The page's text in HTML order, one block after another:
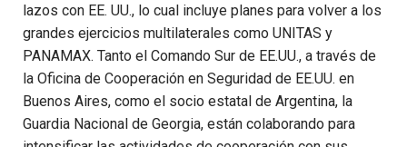
lazos con EE. UU., lo cual incluye planes para volver a los
grandes ejercicios multilaterales como UNITAS y
PANAMAX. Tanto el Comando Sur de EE.UU., a través de
la Oficina de Cooperación en Seguridad de EE.UU. en
Buenos Aires, como el socio estatal de Argentina, la
Guardia Nacional de Georgia, están colaborando para